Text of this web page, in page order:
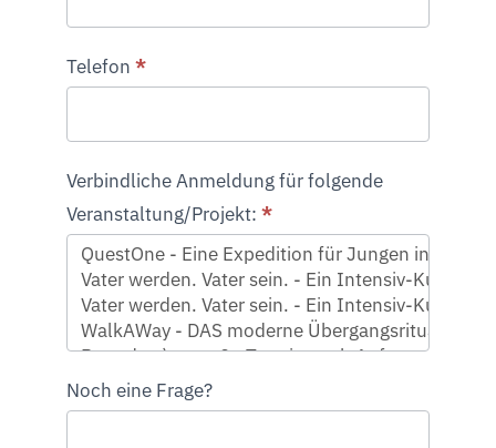
Telefon *
Verbindliche Anmeldung für folgende
Veranstaltung/Projekt: *
Noch eine Frage?